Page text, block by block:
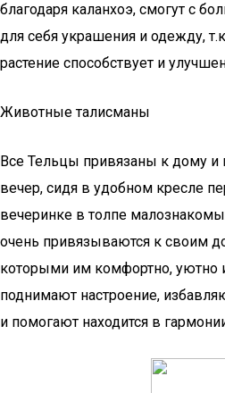
благодаря каланхоэ, смогут с
для себя украшения и одежду,
растение способствует и
Животные талисманы
Все Тельцы привязаны к дому и
вечер, сидя в удобном кресле
вечеринке в толпе
очень привязываются к своим
которыми им комфортно, уютно
поднимают настроение,
и помогают находится в